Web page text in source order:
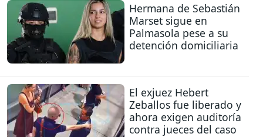
Hermana de Sebastián
Marset sigue en
Palmasola pese a su
detención domiciliaria
El exjuez Hebert
Zeballos fue liberado y
ahora exigen auditoría
contra jueces del caso